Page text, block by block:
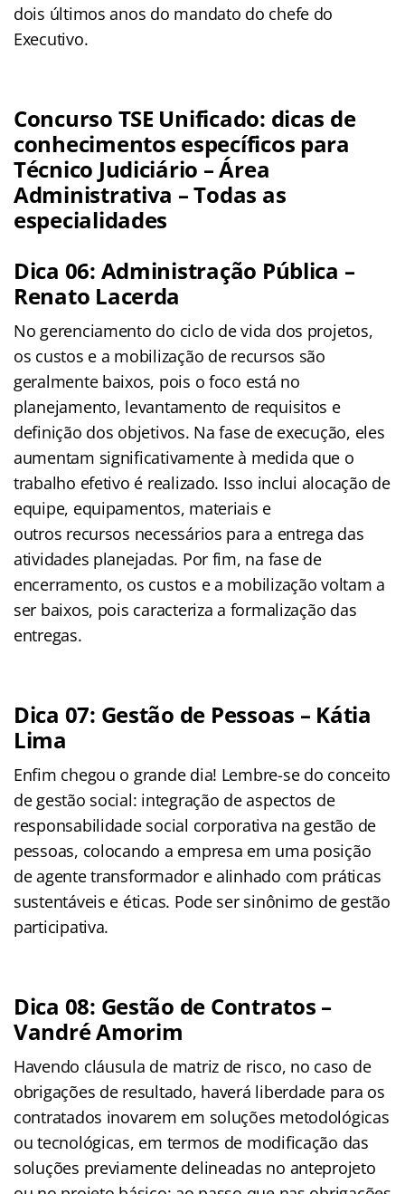
dois últimos anos do mandato do chefe do
Executivo.
Concurso TSE Unificado: dicas de
conhecimentos específicos para
Técnico Judiciário – Área
Administrativa – Todas as
especialidades
Dica 06: Administração Pública –
Renato Lacerda
No gerenciamento do ciclo de vida dos projetos,
os custos e a mobilização de recursos são
geralmente baixos, pois o foco está no
planejamento, levantamento de requisitos e
definição dos objetivos. Na fase de execução, eles
aumentam significativamente à medida que o
trabalho efetivo é realizado. Isso inclui alocação de
equipe, equipamentos, materiais e
outros recursos necessários para a entrega das
atividades planejadas. Por fim, na fase de
encerramento, os custos e a mobilização voltam a
ser baixos, pois caracteriza a formalização das
entregas.
Dica 07: Gestão de Pessoas – Kátia
Lima
Enfim chegou o grande dia! Lembre-se do conceito
de gestão social: integração de aspectos de
responsabilidade social corporativa na gestão de
pessoas, colocando a empresa em uma posição
de agente transformador e alinhado com práticas
sustentáveis e éticas. Pode ser sinônimo de gestão
participativa.
Dica 08: Gestão de Contratos –
Vandré Amorim
Havendo cláusula de matriz de risco, no caso de
obrigações de resultado, haverá liberdade para os
contratados inovarem em soluções metodológicas
ou tecnológicas, em termos de modificação das
soluções previamente delineadas no anteprojeto